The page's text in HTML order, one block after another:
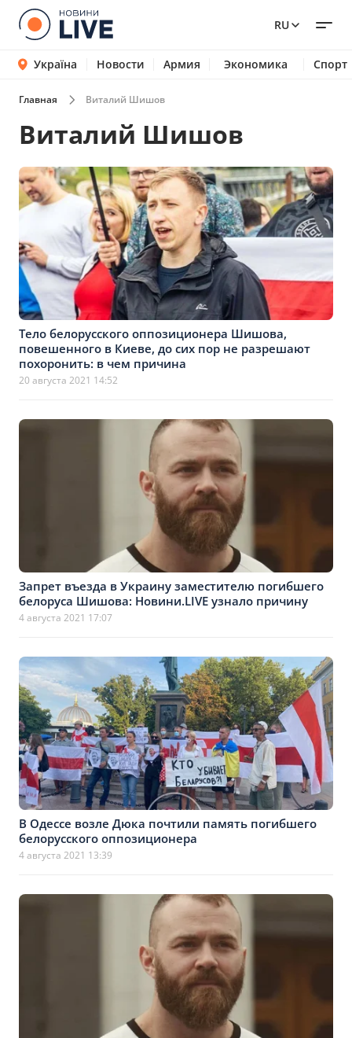
RU
Україна Новости Армия Экономика Спорт
Главная Виталий Шишов
Виталий Шишов
Тело белорусского оппозиционера Шишова,
повешенного в Киеве, до сих пор не разрешают
похоронить: в чем причина
20 августа 2021 14:52
Запрет въезда в Украину заместителю погибшего
белоруса Шишова: Новини.LIVЕ узнало причину
4 августа 2021 17:07
В Одессе возле Дюка почтили память погибшего
белорусского оппозиционера
4 августа 2021 13:39